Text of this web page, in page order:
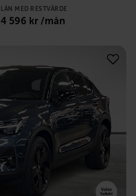
LÅN MED RESTVÄRDE
4 596 kr /mån